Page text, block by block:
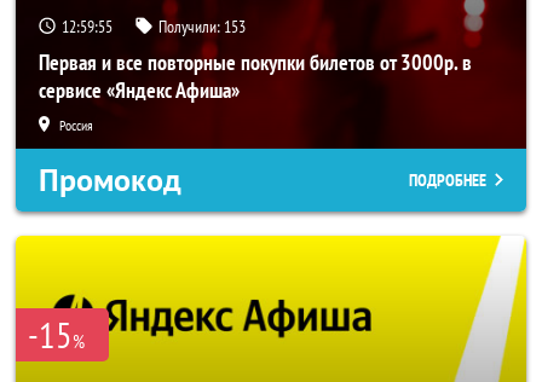
12:59:52 Получили: 153
Первая и все повторные покупки билетов от 3000р. в
сервисе «Яндекс Афиша»
Россия
Промокод ПОДРОБНЕЕ
-15%